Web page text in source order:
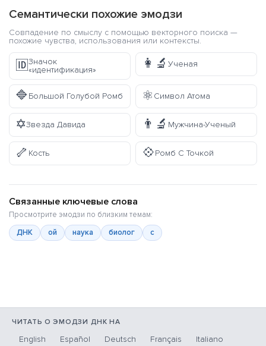
Семантически похожие эмодзи
Совпадение по смыслу с помощью векторного поиска —
похожие чувства, использования или контексты.
🆔 Значок
«идентификация»
👩‍🔬 Ученая
🔷Большой Голубой Ромб ⚛️ Символ Атома
✡️Звезда Давида 👨‍🔬 Мужчина-Ученый
🦴 Кость 💠Ромб С Точкой
Связанные ключевые слова
Просмотрите эмодзи по близким темам:
ДНК
ой наука биолог с
ЧИТАТЬ О ЭМОДЗИ ДНК НА
English Español Deutsch Français
Italiano